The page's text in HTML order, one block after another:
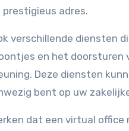
adres.
verschillende diensten
en het doorsturen
Deze diensten
bent op uw
dat een virtual